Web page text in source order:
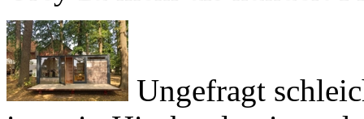
in mein Hirnkastl, wie es